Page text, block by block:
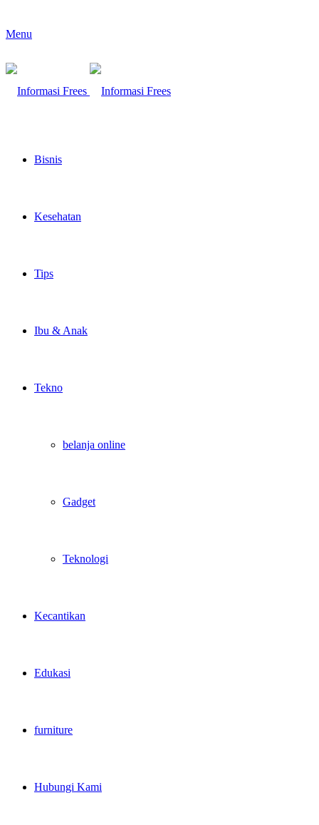
Menu
Bisnis
Kesehatan
Tips
Ibu & Anak
Tekno
belanja online
Gadget
Teknologi
Kecantikan
Edukasi
furniture
Hubungi Kami